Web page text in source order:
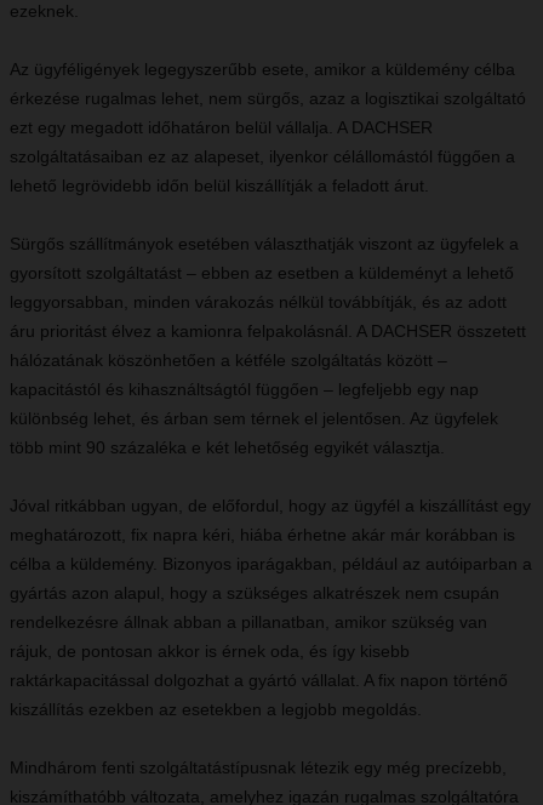
ezeknek.
Az ügyféligények legegyszerűbb esete, amikor a küldemény célba
érkezése rugalmas lehet, nem sürgős, azaz a logisztikai szolgáltató
ezt egy megadott időhatáron belül vállalja. A DACHSER
szolgáltatásaiban ez az alapeset, ilyenkor célállomástól függően a
lehető legrövidebb időn belül kiszállítják a feladott árut.
Sürgős szállítmányok esetében választhatják viszont az ügyfelek a
gyorsított szolgáltatást – ebben az esetben a küldeményt a lehető
leggyorsabban, minden várakozás nélkül továbbítják, és az adott
áru prioritást élvez a kamionra felpakolásnál. A DACHSER összetett
hálózatának köszönhetően a kétféle szolgáltatás között –
kapacitástól és kihasználtságtól függően – legfeljebb egy nap
különbség lehet, és árban sem térnek el jelentősen. Az ügyfelek
több mint 90 százaléka e két lehetőség egyikét választja.
Jóval ritkábban ugyan, de előfordul, hogy az ügyfél a kiszállítást egy
meghatározott, fix napra kéri, hiába érhetne akár már korábban is
célba a küldemény. Bizonyos iparágakban, például az autóiparban a
gyártás azon alapul, hogy a szükséges alkatrészek nem csupán
rendelkezésre állnak abban a pillanatban, amikor szükség van
rájuk, de pontosan akkor is érnek oda, és így kisebb
raktárkapacitással dolgozhat a gyártó vállalat. A fix napon történő
kiszállítás ezekben az esetekben a legjobb megoldás.
Mindhárom fenti szolgáltatástípusnak létezik egy még precízebb,
kiszámíthatóbb változata, amelyhez igazán rugalmas szolgáltatóra